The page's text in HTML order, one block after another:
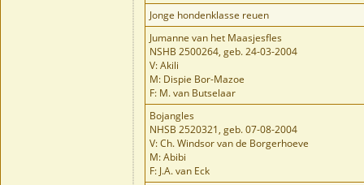
Jonge hondenklasse reuen
Jumanne van het Maasjesfles
NSHB 2500264, geb. 24-03-2004
V: Akili
M: Dispie Bor-Mazoe
F: M. van Butselaar
Bojangles
NHSB 2520321, geb. 07-08-2004
V: Ch. Windsor van de Borgerhoeve
M: Abibi
F: J.A. van Eck